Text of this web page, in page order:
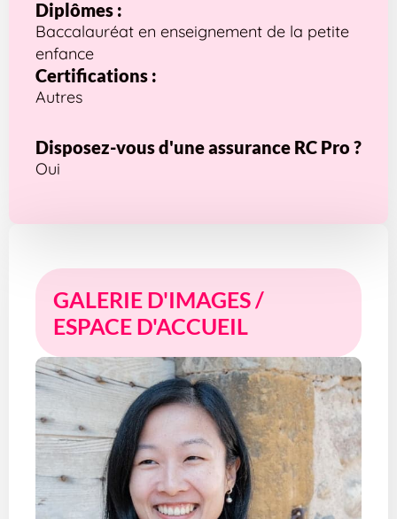
Diplômes :
Baccalauréat en enseignement de la petite
enfance
Certifications :
Autres
Disposez-vous d'une assurance RC Pro ?
Oui
GALERIE D'IMAGES /
ESPACE D'ACCUEIL